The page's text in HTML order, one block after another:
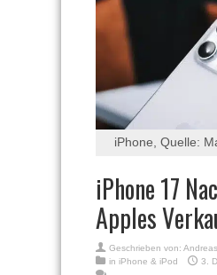
iPhone, Quelle:
iPhone 17
Apples
Geschrieben von:
in iPhone & iPod 3.